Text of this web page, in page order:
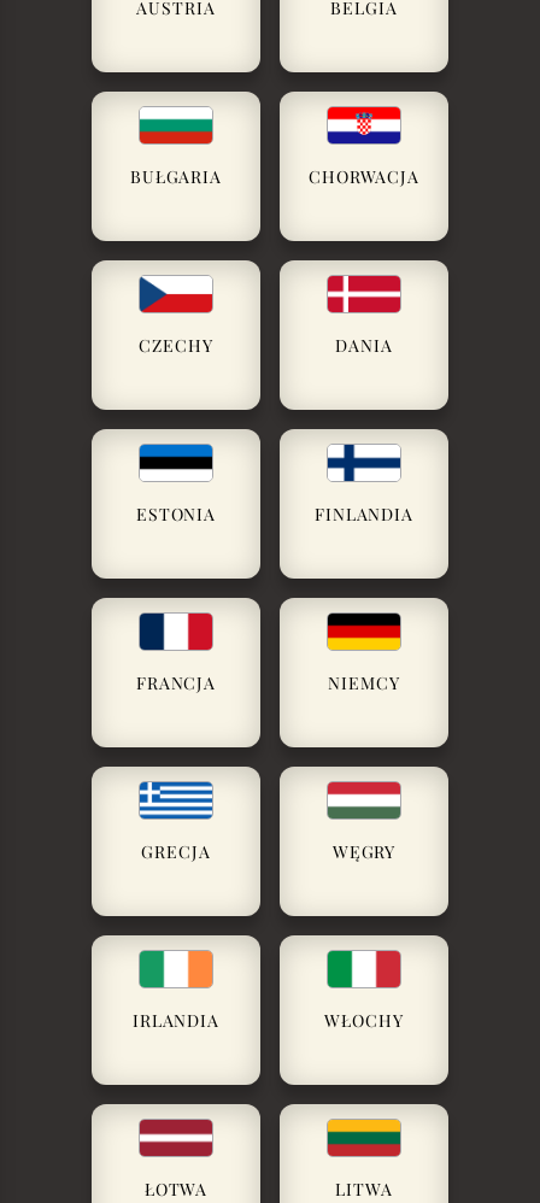
AUSTRIA BELGIA
BUŁGARIA CHORWACJA
CZECHY DANIA
ESTONIA FINLANDIA
FRANCJA NIEMCY
GRECJA WĘGRY
IRLANDIA WŁOCHY
ŁOTWA LITWA